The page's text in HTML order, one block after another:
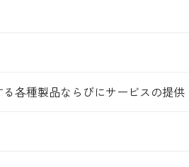
各種製品ならびにサービスの提供